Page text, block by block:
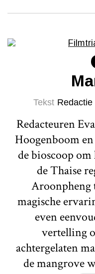
Tekst Redactie
Redacteuren
Hoogenboom
de bioscoop
de Thaise
Aroonpheng
magische
even
vertelling
achtergelaten
de mangrove